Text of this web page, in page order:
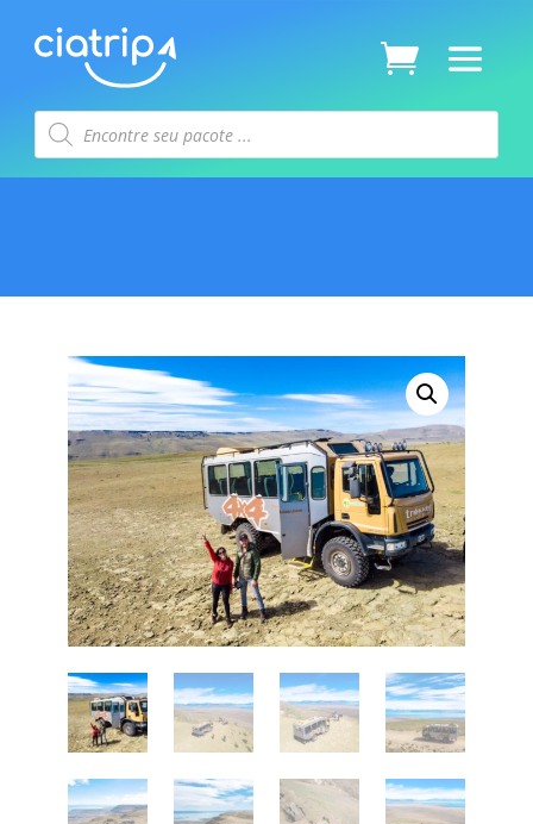
Pesquisar
produtos